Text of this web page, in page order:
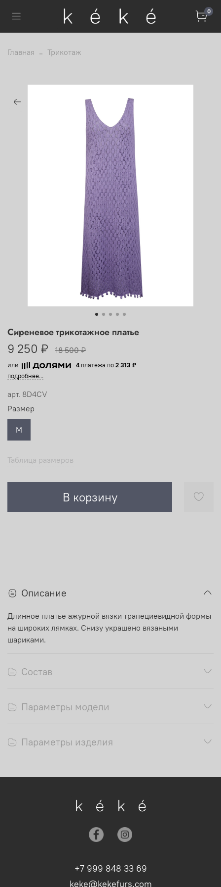
0
Главная Трикотаж
арт. 8D4CV
Сиреневое трикотажное платье
9 250 ₽ 18 500 ₽
или 4 платежа по2 313 ₽
подробнее...
Таблица размеров
В корзину
Размер
M
Описание
Длинное платье ажурной вязки трапециевидной формы
на широких лямках. Снизу украшено вязаными
шариками.
Состав
Параметры модели
Параметры изделия
+7 999 848 33 69
keke@kekefurs.com